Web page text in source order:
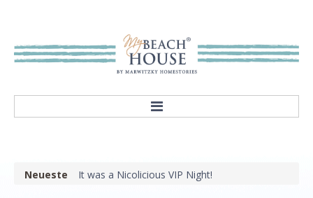
Our mission
Neueste It was a Nicolicious VIP Night!